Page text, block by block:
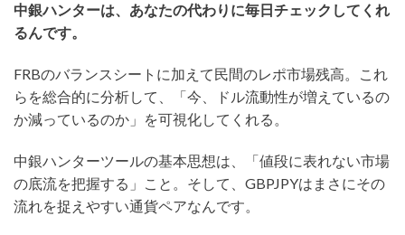
中銀ハンターは、あなたの代わりに毎日チェックしてくれ
るんです。
FRBのバランスシートに加えて民間のレポ市場残高。これ
らを総合的に分析して、「今、ドル流動性が増えているの
か減っているのか」を可視化してくれる。
中銀ハンターツールの基本思想は、「値段に表れない市場
の底流を把握する」こと。そして、GBPJPYはまさにその
流れを捉えやすい通貨ペアなんです。